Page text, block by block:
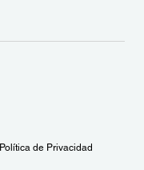
Política de Privacidad